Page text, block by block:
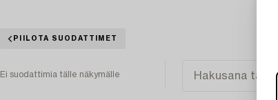
PIILOTA SUODATTIMET
Ei suodattimia tälle näkymälle